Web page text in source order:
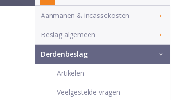
Aanmanen & incassokosten
Beslag algemeen
Derdenbeslag
Artikelen
Veelgestelde vragen